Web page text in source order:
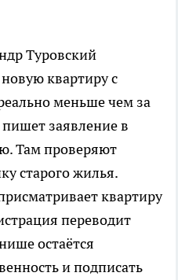
Туровский
квартиру с
меньше чем за
заявление в
Там проверяют
старого жилья.
квартиру
переводит
остаётся
и подписать